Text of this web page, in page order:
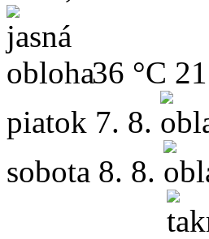
36 °C
piatok 7. 8.
sobota 8. 8.